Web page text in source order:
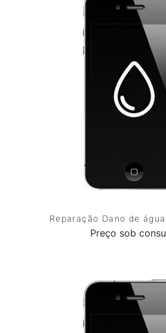
Reparação Dano de
Preço sob